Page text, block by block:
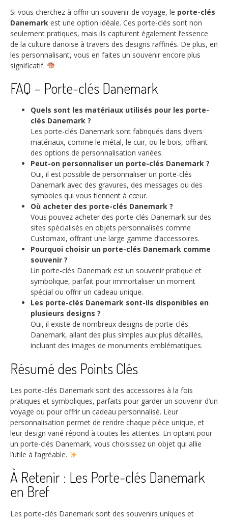
Si vous cherchez à offrir un souvenir de voyage, le porte-clés
Danemark est une option idéale. Ces porte-clés sont non
seulement pratiques, mais ils capturent également l’essence
de la culture danoise à travers des designs raffinés. De plus, en
les personnalisant, vous en faites un souvenir encore plus
significatif.
FAQ – Porte-clés Danemark
Quels sont les matériaux utilisés pour les porte-
clés Danemark ?
Les porte-clés Danemark sont fabriqués dans divers
matériaux, comme le métal, le cuir, ou le bois, offrant
des options de personnalisation variées.
Peut-on personnaliser un porte-clés Danemark ?
Oui, il est possible de personnaliser un porte-clés
Danemark avec des gravures, des messages ou des
symboles qui vous tiennent à cœur.
Où acheter des porte-clés Danemark ?
Vous pouvez acheter des porte-clés Danemark sur des
sites spécialisés en objets personnalisés comme
Customaxi, offrant une large gamme d’accessoires.
Pourquoi choisir un porte-clés Danemark comme
souvenir ?
Un porte-clés Danemark est un souvenir pratique et
symbolique, parfait pour immortaliser un moment
spécial ou offrir un cadeau unique.
Les porte-clés Danemark sont-ils disponibles en
plusieurs designs ?
Oui, il existe de nombreux designs de porte-clés
Danemark, allant des plus simples aux plus détaillés,
incluant des images de monuments emblématiques.
Résumé des Points Clés
Les porte-clés Danemark sont des accessoires à la fois
pratiques et symboliques, parfaits pour garder un souvenir d’un
voyage ou pour offrir un cadeau personnalisé. Leur
personnalisation permet de rendre chaque pièce unique, et
leur design varié répond à toutes les attentes. En optant pour
un porte-clés Danemark, vous choisissez un objet qui allie
l’utile à l’agréable.
À Retenir : Les Porte-clés Danemark
en Bref
Les porte-clés Danemark sont des souvenirs uniques et